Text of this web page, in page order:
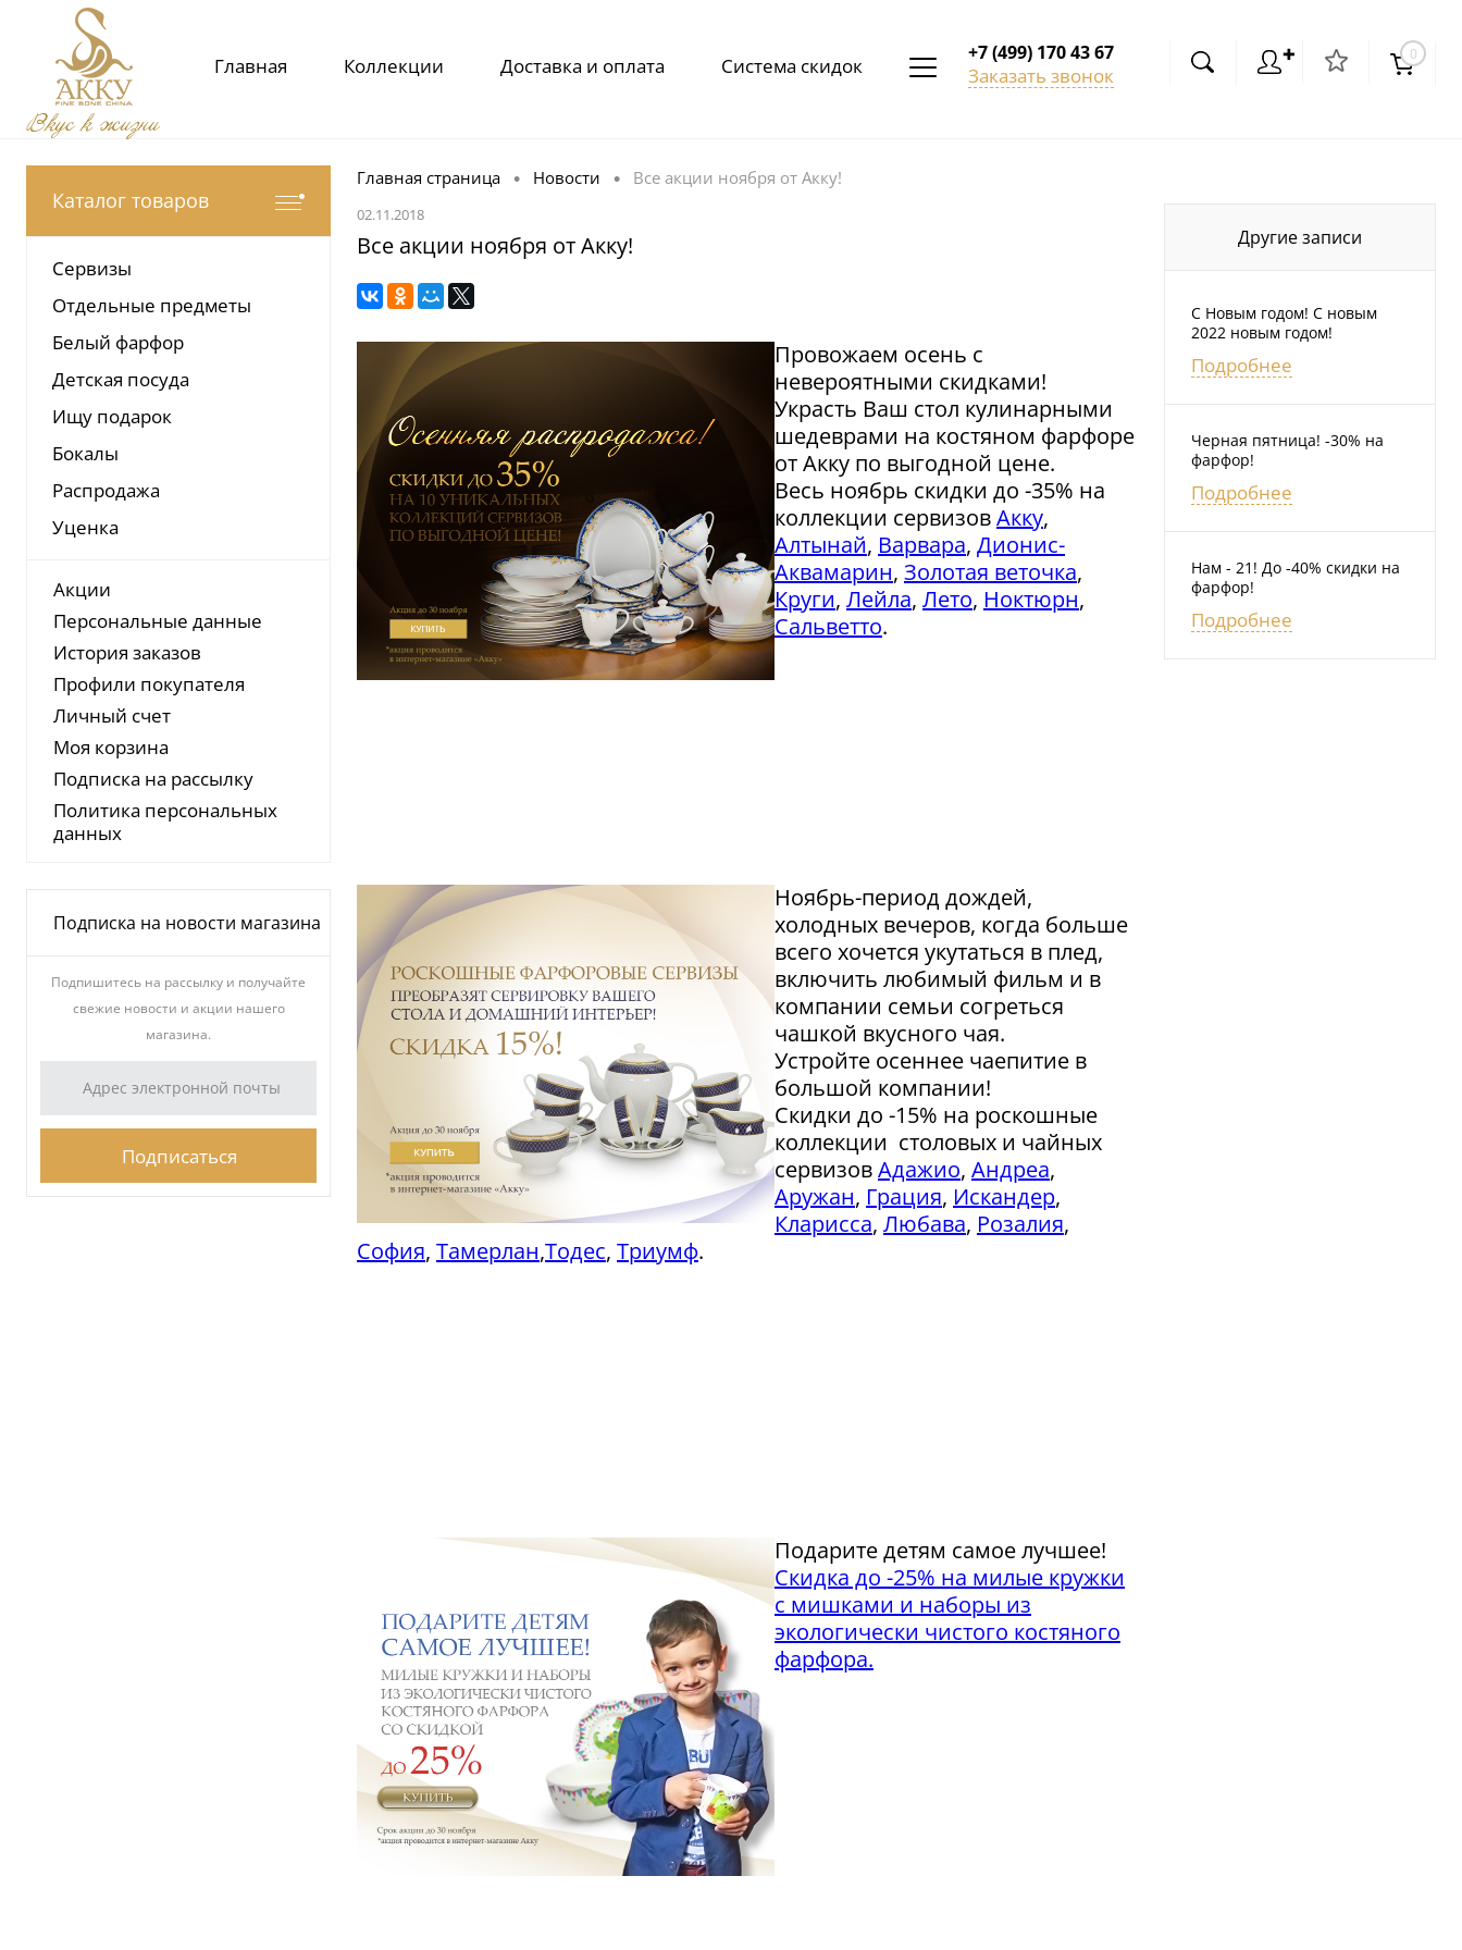
Вкус к жизни
Главная Коллекции Доставка и оплата Система скидок
+7 (499) 170 43 67
Заказать звонок
✚ 0
Каталог товаров
Сервизы
Отдельные предметы
Белый фарфор
Детская посуда
Ищу подарок
Бокалы
Распродажа
Уценка
Акции
Персональные данные
История заказов
Профили покупателя
Личный счет
Моя корзина
Подписка на рассылку
Политика персональных
данных
Подписка на новости магазина
Подпишитесь на рассылку и получайте
свежие новости и акции нашего
магазина.
Главная страница • Новости • Все акции ноября от Акку!
02.11.2018
Все акции ноября от Акку!
Провожаем осень с
невероятными скидками!
Украсть Ваш стол кулинарными
шедеврами на костяном фарфоре
от Акку по выгодной цене.
Весь ноябрь скидки до -35% на
коллекции сервизовАкку,
Алтынай, Варвара, Дионис-
Аквамарин, Золотая веточка,
Круги, Лейла, Лето, Ноктюрн,
Сальветто.
Ноябрь-период дождей,
холодных вечеров, когда больше
всего хочется укутаться в плед,
включить любимый фильм и в
компании семьи согреться
чашкой вкусного чая.
Устройте осеннее чаепитие в
большой компании!
Скидки до -15% на роскошные
коллекции столовых и чайных
сервизовАдажио, Андреа,
Аружан, Грация, Искандер,
Кларисса, Любава, Розалия,
София, Тамерлан,Тодес, Триумф.
Подарите детям самое лучшее!
Скидка до -25% на милые кружки
с мишками и наборы из
экологически чистого костяного
фарфора.
Другие записи
С Новым годом! С новым
2022 новым годом!
Подробнее
Черная пятница! -30% на
фарфор!
Подробнее
Нам - 21! До -40% скидки на
фарфор!
Подробнее